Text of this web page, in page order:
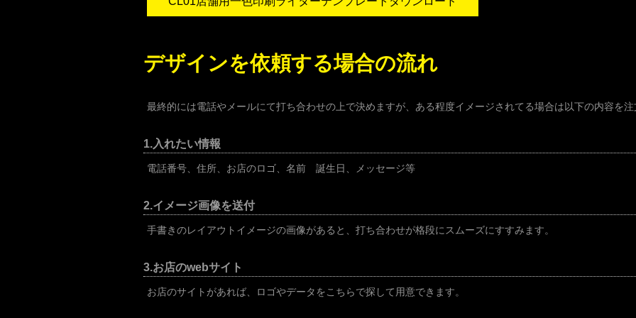
デザインを依頼する場合の流れ
最終的には電話やメールにて打ち合わせの上で決めますが、ある程度イメージされてる場合は以下の内容を注
1.入れたい情報
電話番号、住所、お店のロゴ、名前 誕生日、メッセージ等
2.イメージ画像を送付
手書きのレイアウトイメージの画像があると、打ち合わせが格段にスムーズにすすみます。
3.お店のwebサイト
お店のサイトがあれば、ロゴやデータをこちらで探して用意できます。